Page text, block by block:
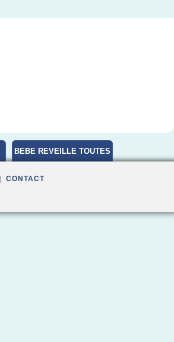
BEBE REVEILLE TOUTES
CONTACT